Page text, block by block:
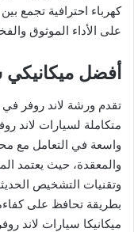
كهرباء احترافية تجمع
على الأداء الموثوق
أفضل
تقدم ورشة لاند روفر في
متكاملة لسيارات لاند
واسعة في التعامل مع
والمعقدة، حيث يعتمد
وتقنيات التشخيص
بطريقة تحافظ على
ميكانيكا سيارات لاند